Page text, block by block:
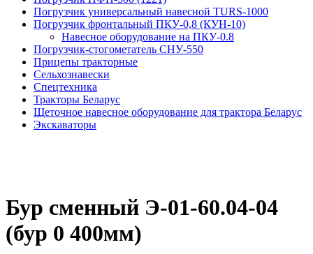
Погрузчик универсальный навесной TURS-1000
Погрузчик фронтальный ПКУ-0,8 (КУН-10)
На­вес­ное обо­рудо­вание на ПКУ-0.8
Погрузчик-стогометатель СНУ-550
Прицепы тракторные
Сельхознавески
Спецтехника
Тракторы Беларус
Щеточное навесное оборудование для трактора Беларус
Экскаваторы
Бур сменный Э-01-60.04-04
(бур 0 400мм)